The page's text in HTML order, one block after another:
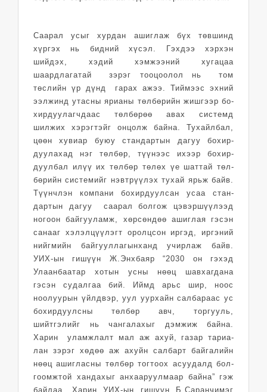
Саарал усыг хурдан ашиглаж бүх төвшинд
хүргэх нь бидний хүсэл. Гэхдээ хэрхэн
шийдэх, хэдий хэмжээний ху­гацаа
шаардлагатай зэрэг тооцоолол нь том
төслийн үр дүнд гарах ажээ. Тиймээс эхний
ээлжинд утасны ярианы төлбөрийн жишгээр бо­
хир­дуу­лагчдаас төлбөрөө авах системд
шилжих хэрэгтэйг онцолж байна. Тухайлбал,
цөөн хувиар буюу стандартын дагуу бохир­
дуулахад нэг төл­бөр­, түүнээс ихээр бо­хир­­
дуулбал илүү их төл­бөр төлөх үе шаттай төл­
бөрийн системийг нэвт­рүүлэх тухай ярьж байв.
Түүнчлэн компани бо­хир­дуулсан усаа стан­
дартын дагуу саарал бол­гож цэвэршүүлээд
ногоон байгууламж, хөр­сөндөө ашиглая гэсэн
санааг хэлэлцүүлэгт оролц­сон иргэд, иргэний
нийгмийн бай­гуул­­­ла­гын­ханд учир­­­­лаж байв.
УИХ-ын гишүүн Ж.Энхбаяр “2030 он гэхэд
Улаанбаатар хотын усны нөөц шавхагдана
гэсэн судалгаа бий. Иймд арьс шир, ноос
ноолуурын үйлдвэр, уул уур­хайн сал­бараас ус
бохир­дуулсны төлбөр авч, тор­­гууль,
шийтгэлийг нь чангалахыг дэмжиж байна.
Харин уламжлалт мал аж ахуй, газар тариа­
лан зэрэг хөдөө аж ахуйн сал­барт байгалийн
нөөц ашигласны төл­бөр тогтоох асуудалд бол­­
гоомжтой хандахыг ан­хаа­руул­маар байна” гэж
байлаа. Харин УИХ-ын ги­шүүн Б.Саранчимэг